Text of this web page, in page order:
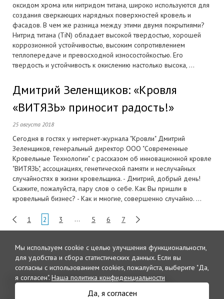
оксидом хрома или нитридом титана, широко используются для
создания сверкающих нарядных поверхностей кровель и
фасадов. В чем же разница между этими двумя покрытиями?
Нитрид титана (TiN) обладает высокой твердостью, хорошей
коррозионной устойчивостью, высоким сопротивлением
теплопередаче и превосходной износостойкостью. Его
твердость и устойчивость к окислению настолько высока, ...
Дмитрий Зеленщиков: «Кровля
«ВИТЯЗЬ» приносит радость!»
25 августа 2018
Сегодня в гостях у интернет-журнала "Кровли" Дмитрий
Зеленщиков, генеральный директор ООО "Современные
Кровельные Технологии" с рассказом об инновационной кровле
"ВИТЯЗЬ", ассоциациях, генетической памяти и неслучайных
случайностях в жизни кровельщика. - Дмитрий, добрый день!
Скажите, пожалуйста, пару слов о себе. Как Вы пришли в
кровельный бизнес? - Как и многие, совершенно случайно. ...
1 2 3 … 5 6 7
Мы используем cookie с целью улучшения функциональности,
для удобства и сбора статистических данных. Если вы
согласны с использованием cookies, пожалуйста, выберите "Да,
я согласен". Наша политика конфиденциальности
Да, я согласен
© 2026 Интернет издание и
дайджест «Кровли»
Рекламный отдел
reclama@krovlirussia.ru